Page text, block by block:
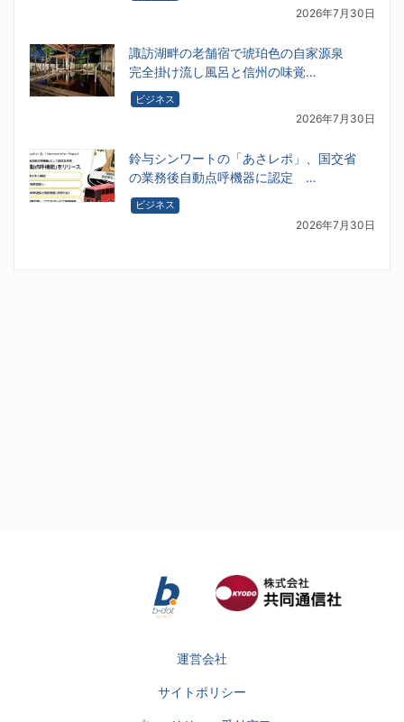
2026年7月30日
諏訪湖畔の老舗宿で琥珀色の自家源泉
完全掛け流し風呂と信州の味覚…
ビジネス
2026年7月30日
鈴与シンワートの「あさレポ」、国交省
の業務後自動点呼機器に認定 …
ビジネス
2026年7月30日
運営会社
サイトポリシー